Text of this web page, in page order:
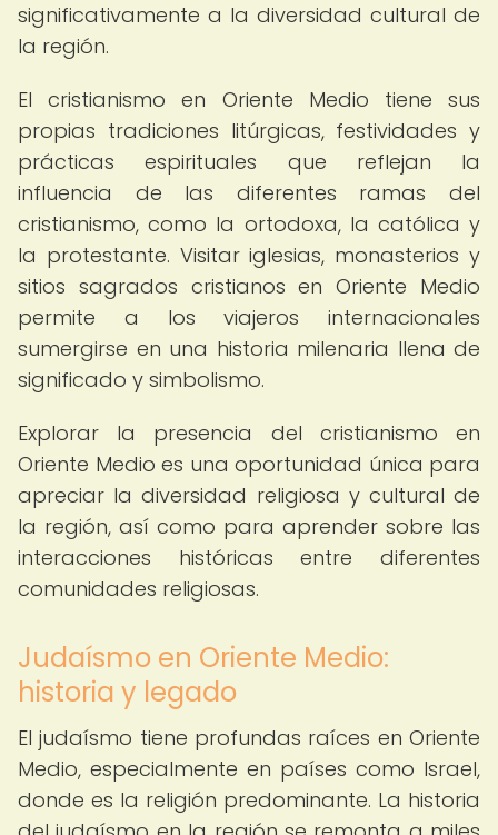
significativamente a la diversidad cultural de
la región.
El cristianismo en Oriente Medio tiene sus
propias tradiciones litúrgicas, festividades y
prácticas espirituales que reflejan la
influencia de las diferentes ramas del
cristianismo, como la ortodoxa, la católica y
la protestante. Visitar iglesias, monasterios y
sitios sagrados cristianos en Oriente Medio
permite a los viajeros internacionales
sumergirse en una historia milenaria llena de
significado y simbolismo.
Explorar la presencia del cristianismo en
Oriente Medio es una oportunidad única para
apreciar la diversidad religiosa y cultural de
la región, así como para aprender sobre las
interacciones históricas entre diferentes
comunidades religiosas.
Judaísmo en Oriente Medio:
historia y legado
El judaísmo tiene profundas raíces en Oriente
Medio, especialmente en países como Israel,
donde es la religión predominante. La historia